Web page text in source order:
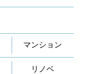
マンション
リノベ